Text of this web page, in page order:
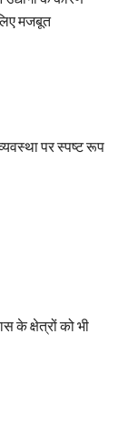
मजबूत
पर स्पष्ट रूप
के क्षेत्रों को भी